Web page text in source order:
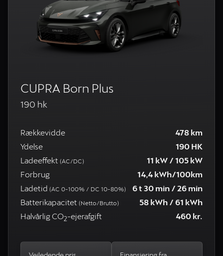
CUPRA Born Plus
190 hk
478 km
Rækkevidde
190 HK
Ydelse
11 kW / 105 kW
Ladeeffekt (AC/DC)
14,4 kWh/100km
Forbrug
6 t 30 min / 26 min
Ladetid (AC 0-100% / DC 10-80%)
58 kWh / 61 kWh
Batterikapacitet (Netto/Brutto)
460 kr.
Halvårlig CO2-ejerafgift